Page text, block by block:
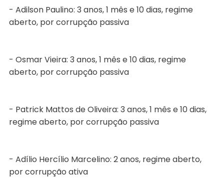
- Adilson Paulino: 3 anos, 1 mês e 10 dias, regime
aberto, por corrupção passiva
- Osmar Vieira: 3 anos, 1 mês e 10 dias, regime
aberto, por corrupção passiva
- Patrick Mattos de Oliveira: 3 anos, 1 mês e 10 dias,
regime aberto, por corrupção passiva
- Adílio Hercílio Marcelino: 2 anos, regime aberto,
por corrupção ativa